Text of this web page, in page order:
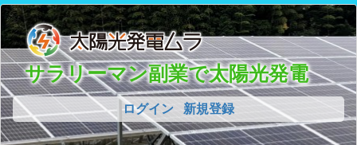
サラリーマン副業で太陽光発電
ログイン 新規登録